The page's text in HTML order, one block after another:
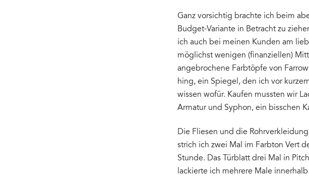
Ganz vorsichtig brachte ich beim
Budget-Variante in Betracht zu
ich auch bei meinen Kunden am
möglichst wenigen (finanziellen)
angebrochene Farbtöpfe von
hing, ein Spiegel, den ich vor
wissen wofür. Kaufen mussten wir
Armatur und Syphon, ein bisschen
Die Fliesen und die
strich ich zwei Mal im Farbton Vert
Stunde. Das Türblatt drei Mal in
lackierte ich mehrere Male